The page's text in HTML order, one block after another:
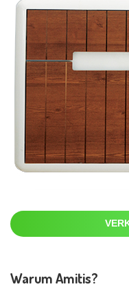
Warum Amitis?